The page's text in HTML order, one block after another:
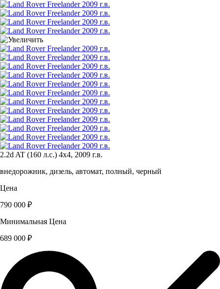
2.2d AT (160 л.с.) 4x4, 2009 г.в.
внедорожник, дизель, автомат, полный, черный
Цена
790 000 ₽
Минимальная Цена
689 000 ₽